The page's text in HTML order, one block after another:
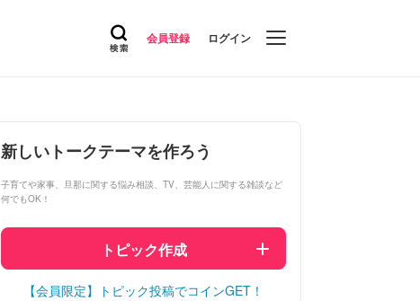
会員登録 ログイン
新しいトークテーマを作ろう
子育てや家事、旦那に関する悩み相談、TV、芸能人に関する雑談など
何でもOK！
トピック作成
【会員限定】トピック投稿でコインGET！